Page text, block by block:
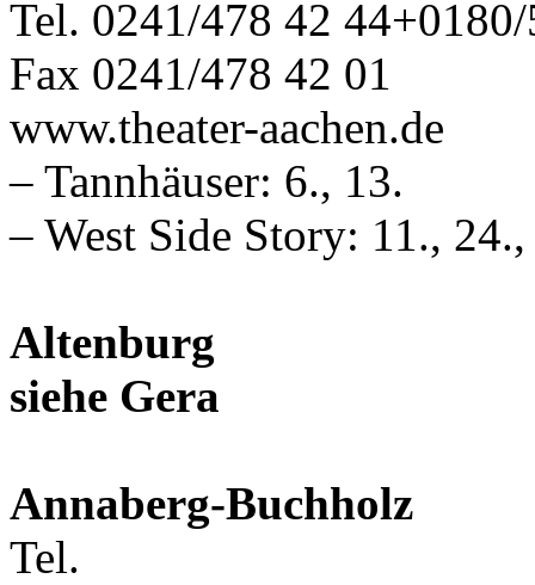
Tel. 0241/478 42
Fax 0241/478 42 01
www.theater-aachen.de
– Tannhäuser: 6., 13.
– West Side Story: 11.,
Altenburg
siehe Gera
Annaberg-Buchholz
Tel.